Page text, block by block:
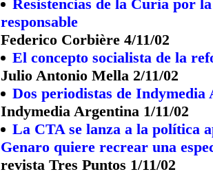
Resistencias de la Curia por
responsable
Federico Corbière 4/11/02
El concepto socialista de la
Julio Antonio Mella 2/11/02
Dos periodistas de
Indymedia Argentina 1/11/02
La CTA se lanza a la política
Genaro quiere recrear una
revista Tres Puntos 1/11/02